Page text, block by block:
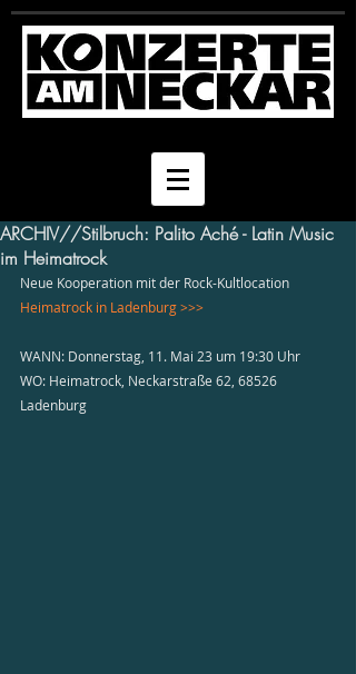
ARCHIV//Stilbruch: Palito Aché - Latin Music
im Heimatrock
Neue Kooperation mit der Rock-Kultlocation
Heimatrock in Ladenburg >>>
WANN: Donnerstag, 11. Mai 23 um 19:30 Uhr
WO: Heimatrock, Neckarstraße 62, 68526
Ladenburg